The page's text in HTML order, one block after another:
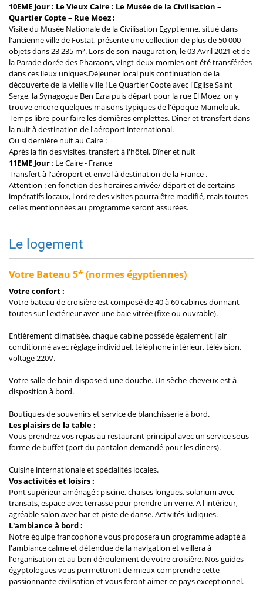
10EME Jour : Le Vieux Caire : Le Musée de la Civilisation –
Quartier Copte – Rue Moez :
Visite du Musée Nationale de la Civilisation Egyptienne, situé dans
l'ancienne ville de Fostat, présente une collection de plus de 50 000
objets dans 23 235 m². Lors de son inauguration, le 03 Avril 2021 et de
la Parade dorée des Pharaons, vingt-deux momies ont été transférées
dans ces lieux uniques.Déjeuner local puis continuation de la
découverte de la vieille ville ! Le Quartier Copte avec l'Eglise Saint
Serge, la Synagogue Ben Ezra puis départ pour la rue El Moez, on y
trouve encore quelques maisons typiques de l'époque Mamelouk.
Temps libre pour faire les dernières emplettes. Dîner et transfert dans
la nuit à destination de l'aéroport international.
Ou si dernière nuit au Caire :
Après la fin des visites, transfert à l'hôtel. Dîner et nuit
11EME Jour : Le Caire - France
Transfert à l'aéroport et envol à destination de la France .
Attention : en fonction des horaires arrivée/ départ et de certains
impératifs locaux, l'ordre des visites pourra être modifié, mais toutes
celles mentionnées au programme seront assurées.
Le logement
Votre Bateau 5* (normes égyptiennes)
Votre confort :
Votre bateau de croisière est composé de 40 à 60 cabines donnant
toutes sur l'extérieur avec une baie vitrée (fixe ou ouvrable).
Entièrement climatisée, chaque cabine possède également l'air
conditionné avec réglage individuel, téléphone intérieur, télévision,
voltage 220V.
Votre salle de bain dispose d'une douche. Un sèche-cheveux est à
disposition à bord.
Boutiques de souvenirs et service de blanchisserie à bord.
Les plaisirs de la table :
Vous prendrez vos repas au restaurant principal avec un service sous
forme de buffet (port du pantalon demandé pour les dîners).
Cuisine internationale et spécialités locales.
Vos activités et loisirs :
Pont supérieur aménagé : piscine, chaises longues, solarium avec
transats, espace avec terrasse pour prendre un verre. A l'intérieur,
agréable salon avec bar et piste de danse. Activités ludiques.
L'ambiance à bord :
Notre équipe francophone vous proposera un programme adapté à
l'ambiance calme et détendue de la navigation et veillera à
l'organisation et au bon déroulement de votre croisière. Nos guides
égyptologues vous permettront de mieux comprendre cette
passionnante civilisation et vous feront aimer ce pays exceptionnel.